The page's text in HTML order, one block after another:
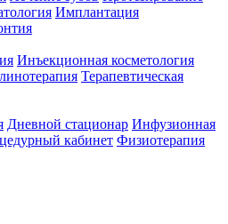
Имплантация
Инъекционная косметология
Терапевтическая
Дневной стационар Инфузионная
кабинет Физиотерапия